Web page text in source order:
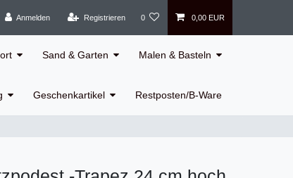
Anmelden
Registrieren 0 0,00 EUR
Sand & Garten Malen & Basteln
Geschenkartikel Restposten/B-Ware